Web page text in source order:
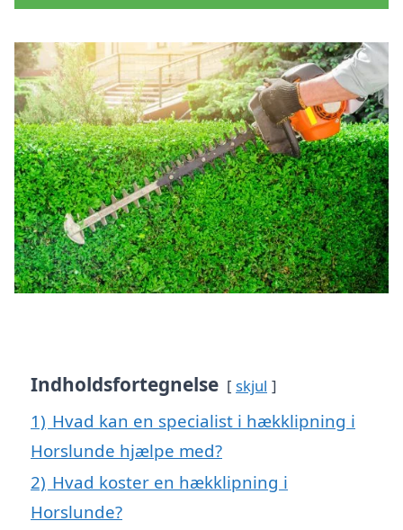
Indholdsfortegnelse skjul
1) Hvad kan en specialist i hækklipning i
Horslunde hjælpe med?
2) Hvad koster en hækklipning i
Horslunde?